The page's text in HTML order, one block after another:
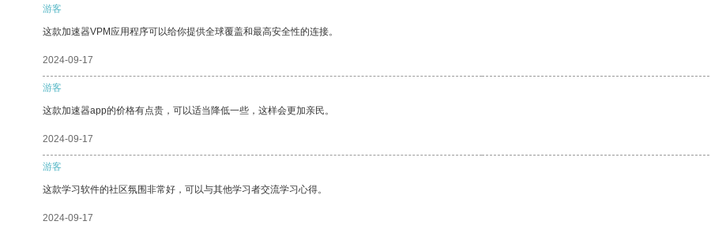
游客
这款加速器VPM应用程序可以给你提供全球覆盖和最高安全性的连接。
2024-09-17
游客
这款加速器app的价格有点贵，可以适当降低一些，这样会更加亲民。
2024-09-17
游客
这款学习软件的社区氛围非常好，可以与其他学习者交流学习心得。
2024-09-17